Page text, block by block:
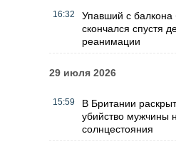
16:32
Упавший с балкона
скончался спустя
реанимации
29 июля 2026
15:59
В Британии
убийство мужчины
солнцестояния